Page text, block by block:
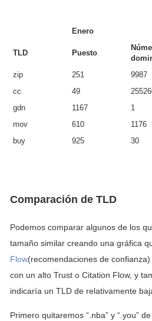
Enero
TLD Puesto
zip
251 9987
cc
49
gdn
1167 1
mov
610 1176
buy
925 30
Comparación de TLD
Podemos comparar algunos de los
tamaño similar creando una gráfica
Flow(recomendaciones de confianza)
con un alto Trust o Citation Flow, y
indicaría un TLD de relativamente
Primero quitaremos “.nba” y “.you”